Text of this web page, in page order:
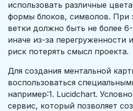
использовать различные
формы блоков, символов. При
ветки должно быть не более
иначе из-за перегруженности
риск потерять смысл проекта.
Для создания ментальной
воспользоваться
например:1. Lucidchart.
сервис, который позволяет